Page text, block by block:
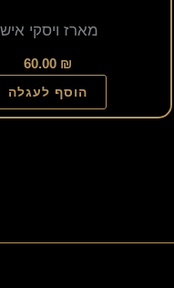
מארז ויסקי
60.00 ₪
הוסף לעגלה